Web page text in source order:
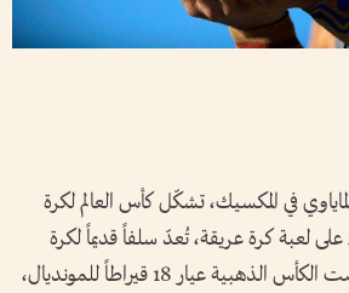
في المكسيك، تشكّل كأس العالم لكرة
لعبة كرة عريقة، تُعدّ سلفاً قديماً لكرة
القدم. في 20 مارس، عُرضت الكأس الذهبية عيار 18 قيراطاً للمونديال،